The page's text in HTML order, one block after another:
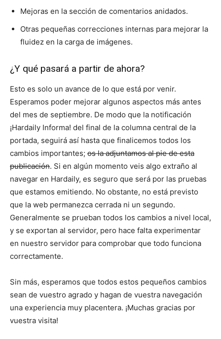
Mejoras en la sección de comentarios anidados.
Otras pequeñas correcciones internas para mejorar la
fluidez en la carga de imágenes.
¿Y qué pasará a partir de ahora?
Esto es solo un avance de lo que está por venir.
Esperamos poder mejorar algunos aspectos más antes
del mes de septiembre. De modo que la notificación
¡Hardaily Informa! del final de la columna central de la
portada, seguirá así hasta que finalicemos todos los
cambios importantes; os la adjuntamos al pie de esta
publicación. Si en algún momento veis algo extraño al
navegar en Hardaily, es seguro que será por las pruebas
que estamos emitiendo. No obstante, no está previsto
que la web permanezca cerrada ni un segundo.
Generalmente se prueban todos los cambios a nivel local,
y se exportan al servidor, pero hace falta experimentar
en nuestro servidor para comprobar que todo funciona
correctamente.
Sin más, esperamos que todos estos pequeños cambios
sean de vuestro agrado y hagan de vuestra navegación
una experiencia muy placentera. ¡Muchas gracias por
vuestra visita!